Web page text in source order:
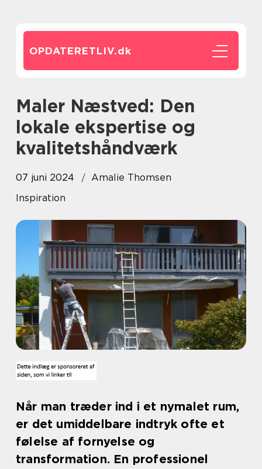
OPDATERETLIV.dk
Maler Næstved: Den
lokale ekspertise og
kvalitetshåndværk
07 juni 2024
Amalie Thomsen
Inspiration
Når man træder ind i et nymalet rum,
er det umiddelbare indtryk ofte et
følelse af fornyelse og
transformation. En professionel